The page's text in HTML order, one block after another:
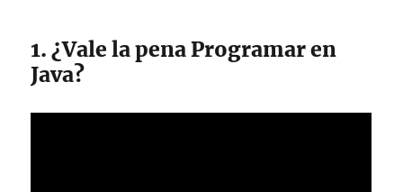
1. ¿Vale la pena Programar en
Java?